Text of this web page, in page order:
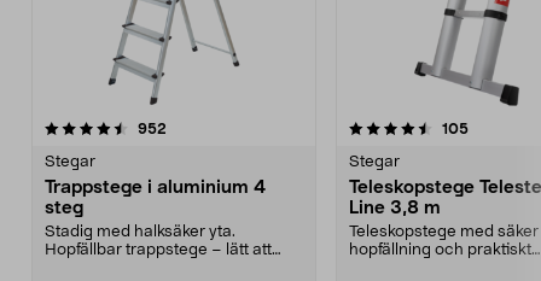
952
Stegar
Trappstege i aluminium 4
steg
Stadig med halksäker yta.
Hopfällbar trappstege – lätt att
4.5 av 5 stjärnor 105
Stegar
Teleskopstege
Line 3,8 m
Teleskopstege med säker
hopfällning och praktiskt
4.5 av 5 stjärnor